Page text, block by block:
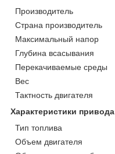
Производитель
Страна производитель
Максимальный напор
Глубина всасывания
Перекачиваемые среды
Вес
Тактность двигателя
Характеристики привода
Тип топлива
Объем двигателя